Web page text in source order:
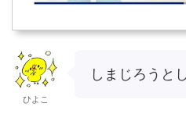
ひよこ
しまじろうと